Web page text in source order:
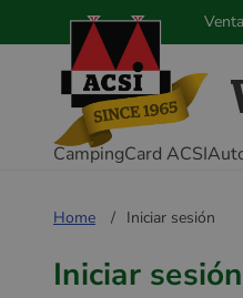
CampingCard ACSI
Home Iniciar sesión
Iniciar sesión